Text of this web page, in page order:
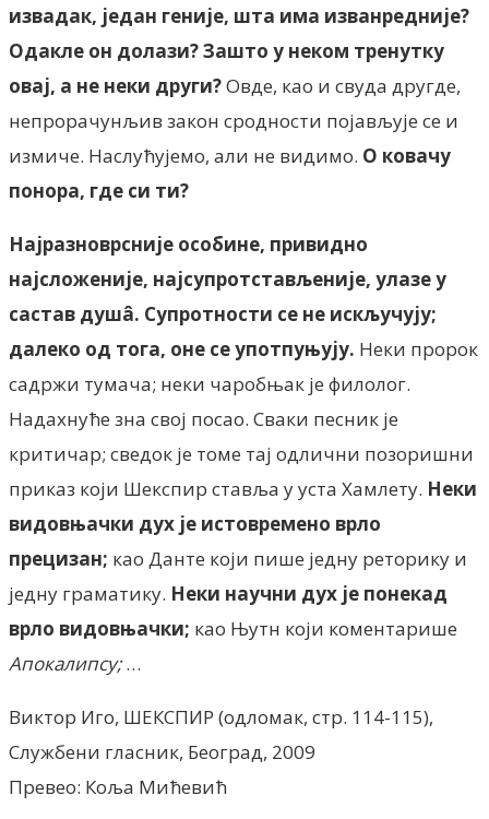
извадак, један геније, шта има изванредније?
Одакле он долази? Зашто у неком тренутку
овај, а не неки други?Овде, као и свуда другде,
непрорачунљив закон сродности појављује се и
измиче. Наслућујемо, али не видимо. О ковачу
понора, где си ти?
Најразноврсније особине, привидно
најсложеније, најсупротстављеније, улазе у
састав душâ. Супротности се не искључују;
далеко од тога, оне се употпуњују. Неки пророк
садржи тумача; неки чаробњак је филолог.
Надахнуће зна свој посао. Сваки песник је
критичар; сведок је томе тај одлични позоришни
приказ који Шекспир ставља у уста Хамлету. Неки
видовњачки дух је истовремено врло
прецизан; као Данте који пише једну реторику и
једну граматику. Неки научни дух је понекад
врло видовњачки; као Њутн који коментарише
Апокалипсу;…
Виктор Иго, ШЕКСПИР (одломак, стр. 114-115),
Службени гласник, Београд, 2009
Превео: Коља Мићевић